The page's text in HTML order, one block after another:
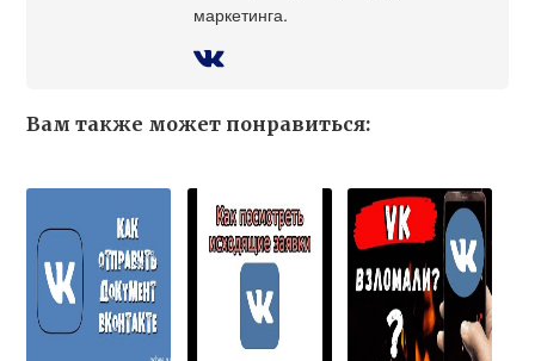
маркетинга.
Вам также может понравиться: